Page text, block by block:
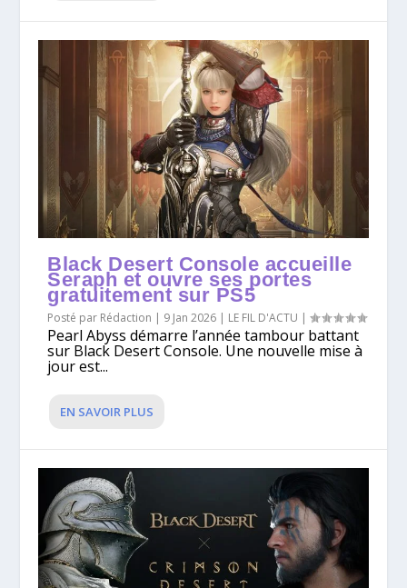
Black Desert Console accueille
Seraph et ouvre ses portes
gratuitement sur PS5
Posté par Rédaction | 9 Jan 2026 | LE FIL D'ACTU |
Pearl Abyss démarre l’année tambour battant
sur Black Desert Console. Une nouvelle mise à
jour est...
EN SAVOIR PLUS